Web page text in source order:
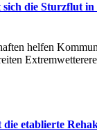
die Sturzflut
helfen
etablierte